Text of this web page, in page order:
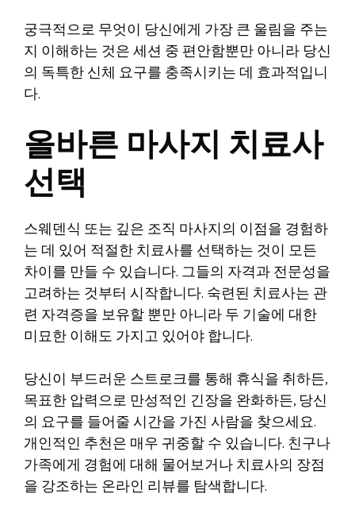
궁극적으로 무엇이 당신에게 가장 큰 울림을 주는
지 이해하는 것은 세션 중 편안함뿐만 아니라 당신
의 독특한 신체 요구를 충족시키는 데 효과적입니
다.
올바른 마사지 치료사
선택
스웨덴식 또는 깊은 조직 마사지의 이점을 경험하
는 데 있어 적절한 치료사를 선택하는 것이 모든
차이를 만들 수 있습니다. 그들의 자격과 전문성을
고려하는 것부터 시작합니다. 숙련된 치료사는 관
련 자격증을 보유할 뿐만 아니라 두 기술에 대한
미묘한 이해도 가지고 있어야 합니다.
당신이 부드러운 스트로크를 통해 휴식을 취하든,
목표한 압력으로 만성적인 긴장을 완화하든, 당신
의 요구를 들어줄 시간을 가진 사람을 찾으세요.
개인적인 추천은 매우 귀중할 수 있습니다. 친구나
가족에게 경험에 대해 물어보거나 치료사의 장점
을 강조하는 온라인 리뷰를 탐색합니다.